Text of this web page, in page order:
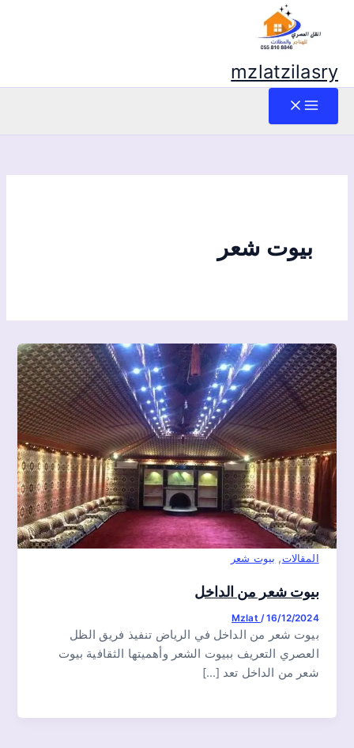
إ
م
mzlatzilasry
بيوت شعر
المقالات, بيوت شعر
بيوت شعر من الداخل
Mzlat /16/12/2024
بيوت شعر من الداخل في الرياض تنفيذ فريق الظل
العصري التعريف ببيوت الشعر وأهميتها الثقافية بيوت
شعر من الداخل تعد […]